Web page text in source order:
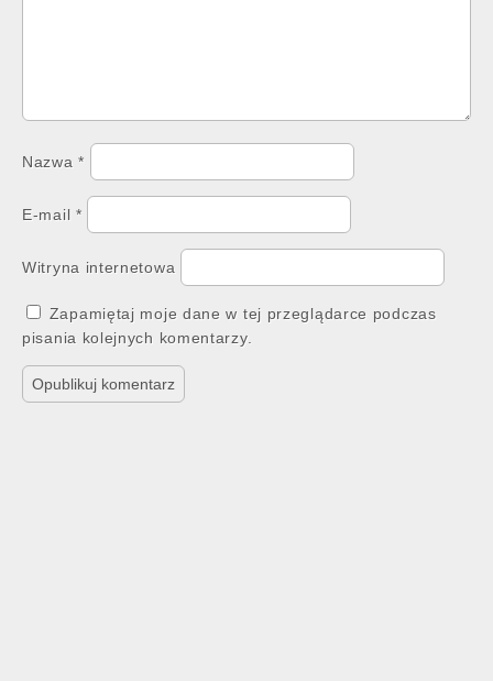
Nazwa*
E-mail *
Witryna internetowa
Zapamiętaj moje dane w tej przeglądarce podczas
pisania kolejnych komentarzy.